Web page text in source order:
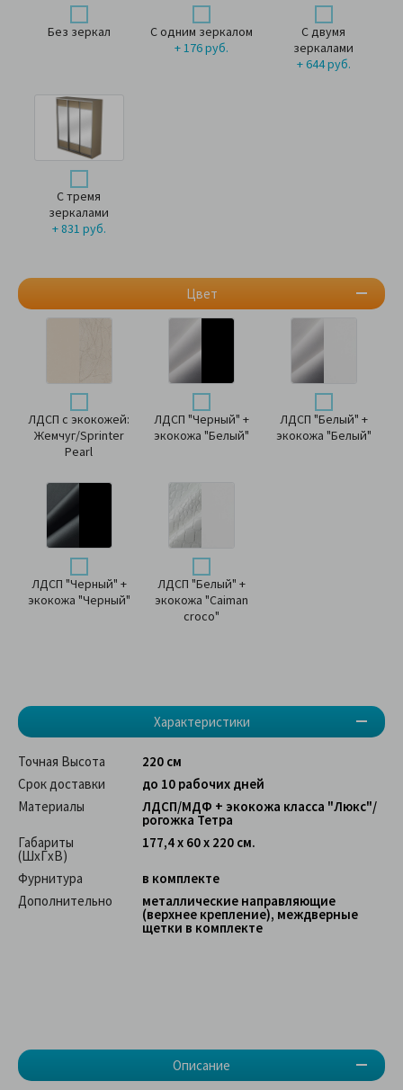
Цвет
Без зеркал
С одним зеркалом
+ 176 руб.
С двумя
зеркалами
+ 644 руб.
С тремя
зеркалами
+ 831 руб.
ЛДСП с экокожей:
Жемчуг/Sprinter
Pearl
ЛДСП "Черный" +
экокожа "Белый"
ЛДСП "Белый" +
экокожа "Белый"
ЛДСП "Черный" +
экокожа "Черный"
ЛДСП "Белый" +
экокожа "Caiman
croco"
Характеристики
Описание
Точная Высота
220 см
Срок доставки
до 10 рабочих дней
Материалы
ЛДСП/МДФ + экокожа класса "Люкс"/
рогожка Тетра
Габариты
(ШхГхВ)
177,4 х 60 х 220 см.
Фурнитура
в комплекте
Дополнительно
металлические направляющие
(верхнее крепление), междверные
щетки в комплекте